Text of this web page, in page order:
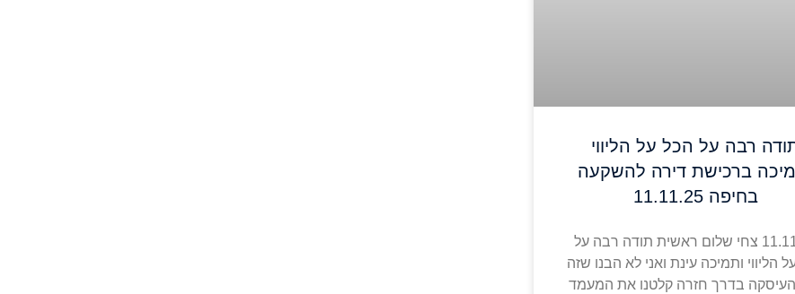
רבה על הכל על הליווי
ברכישת דירה להשקעה
בחיפה 11.11.25
11.11.25 צחי שלום ראשית תודה רבה על
הליווי ותמיכה עינת ואני לא הבנו שזה
בדרך חזרה קלטנו את המעמד